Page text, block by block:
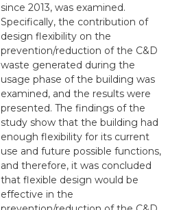
since 2013, was examined.
Specifically, the contribution of
design flexibility on the
prevention/reduction of the C&D
waste generated during the
usage phase of the building was
examined, and the results were
presented. The findings of the
study show that the building had
enough flexibility for its current
use and future possible functions,
and therefore, it was concluded
that flexible design would be
effective in the